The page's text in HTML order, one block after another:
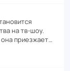
на тв-шоу.
она приезжает…